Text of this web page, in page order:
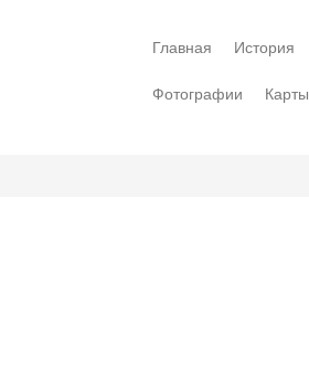
Главная История
Фотографии Карты